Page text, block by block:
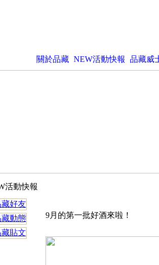
關於品藏 NEW活動快報 品藏威
活動快報
9月的第一批好酒來啦！